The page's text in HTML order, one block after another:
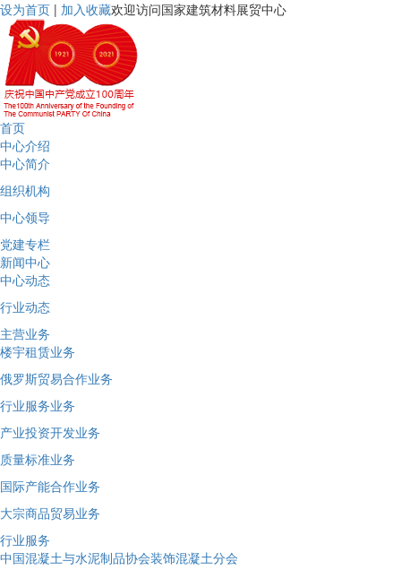
设为首页 | 加入收藏欢迎访问国家建筑材料展贸中心
首页
中心介绍
中心简介
组织机构
中心领导
党建专栏
新闻中心
中心动态
行业动态
主营业务
楼宇租赁业务
俄罗斯贸易合作业务
行业服务业务
产业投资开发业务
质量标准业务
国际产能合作业务
大宗商品贸易业务
行业服务
中国混凝土与水泥制品协会装饰混凝土分会